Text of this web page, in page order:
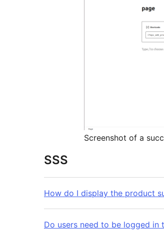
Screenshot of a
SSS
How do I display the product
Do users need to be logged in